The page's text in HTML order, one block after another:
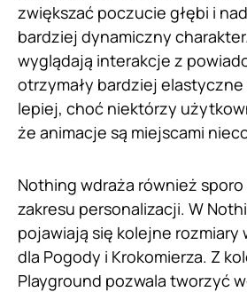
zwiększać poczucie głębi i
bardziej dynamiczny
wyglądają interakcje z
otrzymały bardziej
lepiej, choć niektórzy
że animacje są miejscami
Nothing wdraża również
zakresu personalizacji. W
pojawiają się kolejne rozmiary
dla Pogody i Krokomierza. Z
Playground pozwala tworzyć